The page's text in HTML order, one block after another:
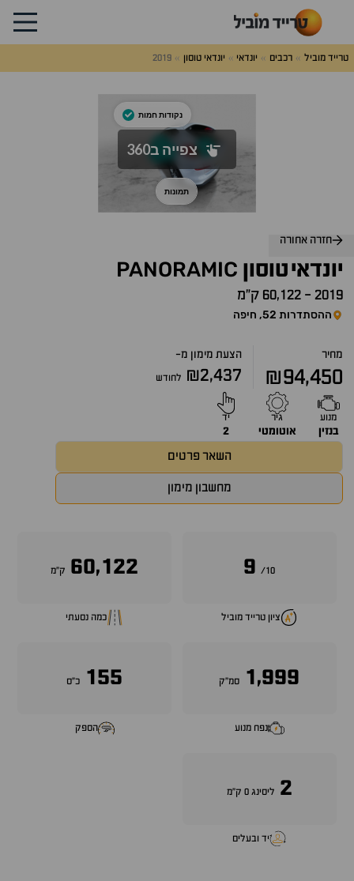
טרייד מוביל רכבים יונדאי יונדאי טוסון 2019
חזרה אחורה
יונדאיטוסון PANORAMIC
2019
- 60,122 ק״מ
ההסתדרות 52, חיפה
מחיר
₪94,450
הצעת מימון מ-
₪2,437 לחודש
מנוע
בנזין
גיר
אוטומטי
יד
2
השאר פרטים
מחשבון מימון
10/
9
ציון טרייד מוביל
60,122 ק״מ
כמה נסעתי
1,999 סמ״ק
נפח מנוע
155 כ״ס
הספק
2 ליסינג 0 ק"מ
יד ובעלים